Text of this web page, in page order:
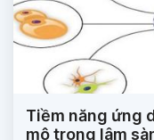
Tiềm năng ứng
mô trong lâm